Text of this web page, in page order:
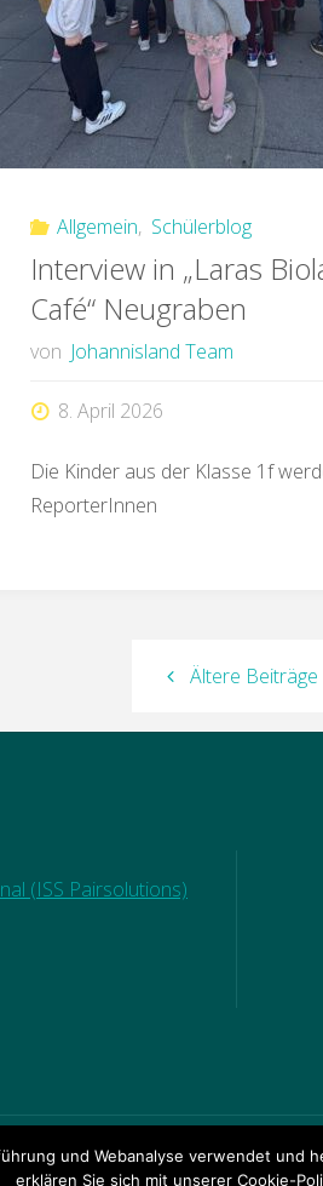
Allgemein, Schülerblog
Interview in „Laras
Café“ Neugraben
von Johannisland Team
8. April 2026
Die Kinder aus der Klasse 1f
ReporterInnen
Ältere Beiträge
(ISS Pairsolutions)
| DOWNLOADBEREICH ©
und Webanalyse verwendet
erklären Sie sich mit unserer Cookie-